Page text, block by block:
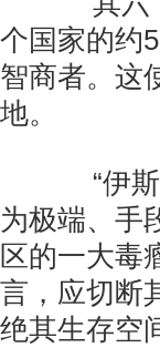
个国家的约
智商者。这
地。
“伊斯
为极端、手
区的一大毒
言，应切断
绝其生存空